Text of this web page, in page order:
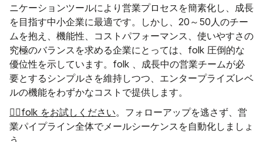
ニケーションツールにより営業プロセスを簡素化し、成長
を目指す中小企業に最適です。しかし、20～50人のチー
ムを抱え、機能性、コストパフォーマンス、使いやすさの
究極のバランスを求める企業にとっては、folk 圧倒的な
優位性を示しています。folk 、成長中の営業チームが必
要とするシンプルさを維持しつつ、エンタープライズレベ
ルの機能をわずかなコストで提供します。
👉🏼folk をお試しください。フォローアップを逃さず、営
業パイプライン全体でメールシーケンスを自動化しましょ